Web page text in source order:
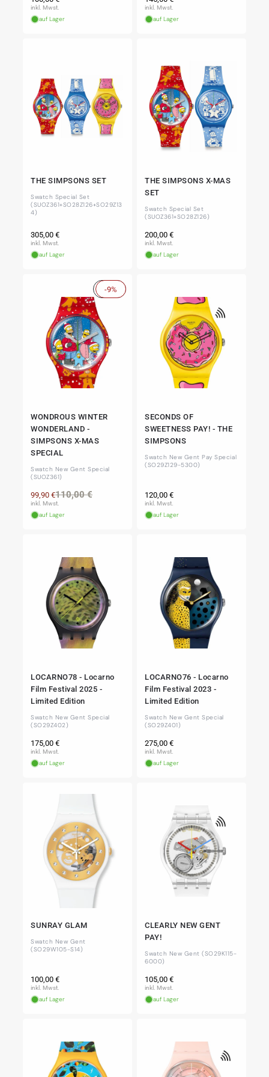
Preis
inkl. Mwst.
auf Lager
Preis
inkl. Mwst.
auf Lager
THE SIMPSONS SET
Swatch Special Set
(SUOZ361+SO28Z126+SO29Z13
4)
Normaler
Preis
305,00 €
inkl. Mwst.
auf Lager
THE SIMPSONS X-MAS
SET
Swatch Special Set
(SUOZ361+SO28Z126)
Normaler
Preis
200,00 €
inkl. Mwst.
auf Lager
Sale
WONDROUS WINTER
WONDERLAND -
SIMPSONS X-MAS
SPECIAL
Swatch New Gent Special
(SUOZ361)
Normaler
110,00 €Verkaufspreis
99,90 €
inkl. Mwst.
auf Lager
-9%
SECONDS OF
SWEETNESS PAY! - THE
SIMPSONS
Swatch New Gent Pay Special
(SO29Z129-5300)
Normaler
Preis
120,00 €
inkl. Mwst.
auf Lager
LOCARNO78 - Locarno
Film Festival 2025 -
Limited Edition
Swatch New Gent Special
(SO29Z402)
Normaler
Preis
175,00 €
inkl. Mwst.
auf Lager
LOCARNO76 - Locarno
Film Festival 2023 -
Limited Edition
Swatch New Gent Special
(SO29Z401)
Normaler
Preis
275,00 €
inkl. Mwst.
auf Lager
SUNRAY GLAM
Swatch New Gent
(SO29W105-S14)
Normaler
Preis
100,00 €
inkl. Mwst.
auf Lager
CLEARLY NEW GENT
PAY!
Swatch New Gent (SO29K115-
6000)
Normaler
Preis
105,00 €
inkl. Mwst.
auf Lager